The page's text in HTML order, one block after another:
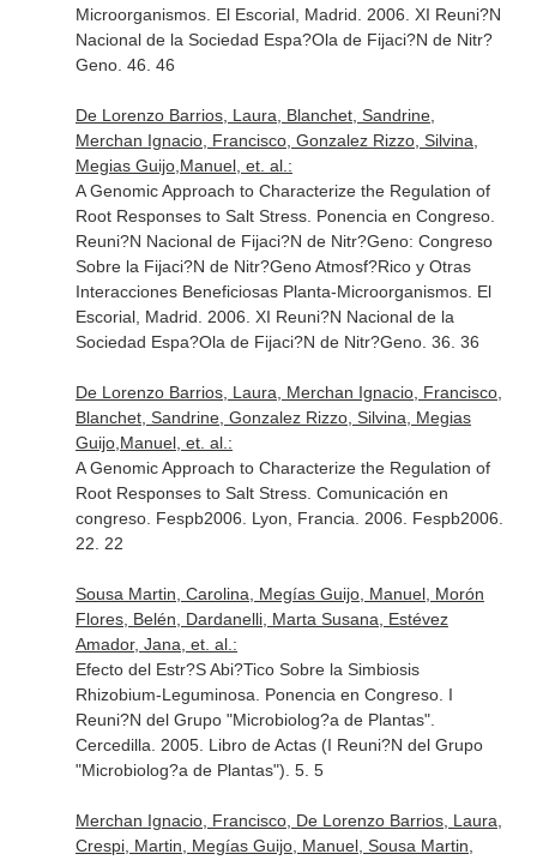
Microorganismos. El Escorial, Madrid. 2006. XI Reuni?N
Nacional de la Sociedad Espa?Ola de Fijaci?N de Nitr?
Geno. 46. 46
De Lorenzo Barrios, Laura, Blanchet, Sandrine,
Merchan Ignacio, Francisco, Gonzalez Rizzo, Silvina,
Megias Guijo,Manuel, et. al.:
A Genomic Approach to Characterize the Regulation of
Root Responses to Salt Stress. Ponencia en Congreso.
Reuni?N Nacional de Fijaci?N de Nitr?Geno: Congreso
Sobre la Fijaci?N de Nitr?Geno Atmosf?Rico y Otras
Interacciones Beneficiosas Planta-Microorganismos. El
Escorial, Madrid. 2006. XI Reuni?N Nacional de la
Sociedad Espa?Ola de Fijaci?N de Nitr?Geno. 36. 36
De Lorenzo Barrios, Laura, Merchan Ignacio, Francisco,
Blanchet, Sandrine, Gonzalez Rizzo, Silvina, Megias
Guijo,Manuel, et. al.:
A Genomic Approach to Characterize the Regulation of
Root Responses to Salt Stress. Comunicación en
congreso. Fespb2006. Lyon, Francia. 2006. Fespb2006.
22. 22
Sousa Martin, Carolina, Megías Guijo, Manuel, Morón
Flores, Belén, Dardanelli, Marta Susana, Estévez
Amador, Jana, et. al.:
Efecto del Estr?S Abi?Tico Sobre la Simbiosis
Rhizobium-Leguminosa. Ponencia en Congreso. I
Reuni?N del Grupo "Microbiolog?a de Plantas".
Cercedilla. 2005. Libro de Actas (I Reuni?N del Grupo
"Microbiolog?a de Plantas"). 5. 5
Merchan Ignacio, Francisco, De Lorenzo Barrios, Laura,
Crespi, Martin, Megías Guijo, Manuel, Sousa Martin,